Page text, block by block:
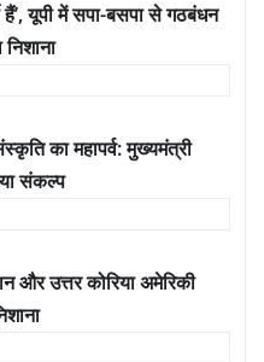
हैं’, यूपी में सपा-बसपा से गठबंधन
का महापर्व: मुख्यमंत्री
संकल्प
और उत्तर कोरिया अमेरिकी